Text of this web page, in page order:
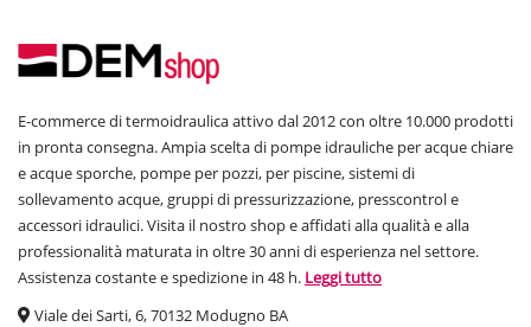
E-commerce di termoidraulica attivo dal 2012 con oltre 10.000 prodotti
in pronta consegna. Ampia scelta di pompe idrauliche per acque chiare
e acque sporche, pompe per pozzi, per piscine, sistemi di
sollevamento acque, gruppi di pressurizzazione, presscontrol e
accessori idraulici. Visita il nostro shop e affidati alla qualità e alla
professionalità maturata in oltre 30 anni di esperienza nel settore.
Assistenza costante e spedizione in 48 h. Leggi tutto
Viale dei Sarti, 6, 70132 Modugno BA